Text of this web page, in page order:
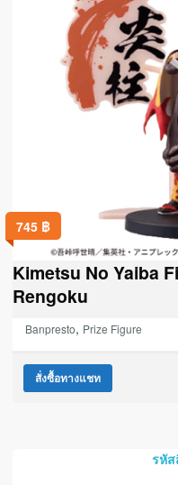
745 ฿
Kimetsu No Yaiba
Rengoku
Banpresto, Prize Figure
สั่งซื้อทางแชท
รหั